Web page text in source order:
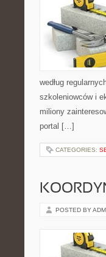
według
szkoleniowców i
miliony
portal […]
CATEGORIES:
POSTED BY